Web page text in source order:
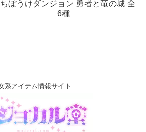
ぼうけダンジョン 勇者と竜の城 全
6種
系アイテム情報サイト